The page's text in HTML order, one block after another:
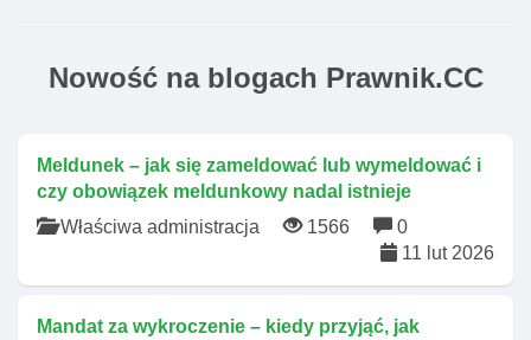
Nowość na blogach Prawnik.CC
Meldunek – jak się zameldować lub wymeldować i
czy obowiązek meldunkowy nadal istnieje
Właściwa administracja
1566
0
11 lut 2026
Mandat za wykroczenie – kiedy przyjąć, jak